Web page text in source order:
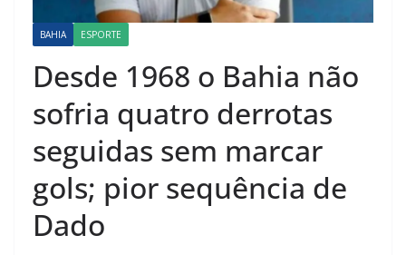
BAHIA ESPORTE
Desde 1968 o Bahia não
sofria quatro derrotas
seguidas sem marcar
gols; pior sequência de
Dado